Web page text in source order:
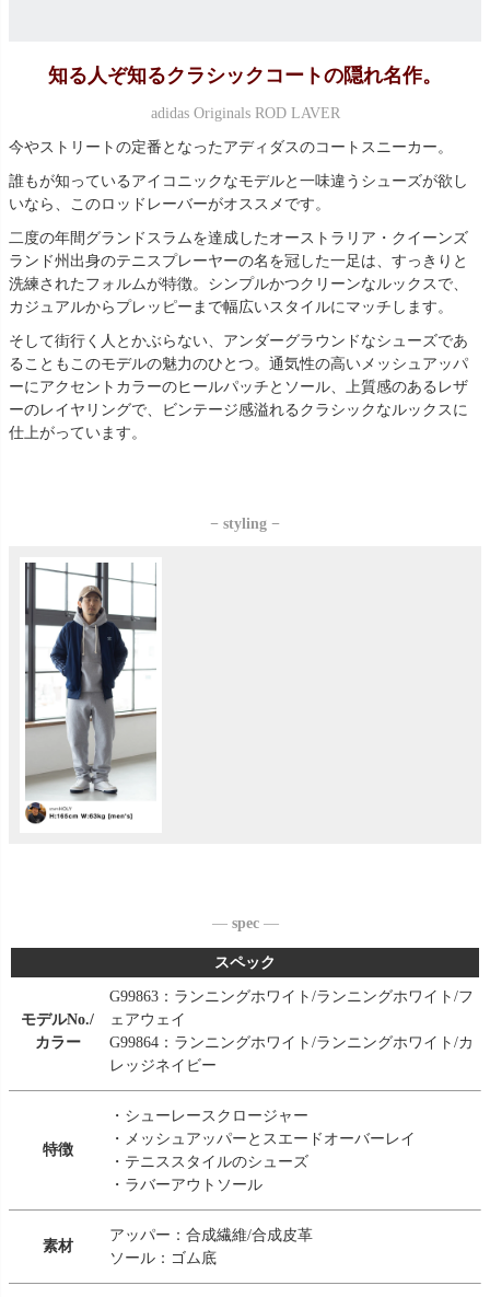
知る人ぞ知るクラシックコートの隠れ名作。
adidas Originals ROD LAVER
今やストリートの定番となったアディダスのコートスニーカー。
誰もが知っているアイコニックなモデルと一味違うシューズが欲し
いなら、このロッドレーバーがオススメです。
二度の年間グランドスラムを達成したオーストラリア・クイーンズ
ランド州出身のテニスプレーヤーの名を冠した一足は、すっきりと
洗練されたフォルムが特徴。シンプルかつクリーンなルックスで、
カジュアルからプレッピーまで幅広いスタイルにマッチします。
そして街行く人とかぶらない、アンダーグラウンドなシューズであ
ることもこのモデルの魅力のひとつ。通気性の高いメッシュアッパ
ーにアクセントカラーのヒールパッチとソール、上質感のあるレザ
ーのレイヤリングで、ビンテージ感溢れるクラシックなルックスに
仕上がっています。
− styling −
— spec—
スペック
モデルNo./
カラー
G99863：ランニングホワイト/ランニングホワイト/フ
ェアウェイ
G99864：ランニングホワイト/ランニングホワイト/カ
レッジネイビー
特徴
・シューレースクロージャー
・メッシュアッパーとスエードオーバーレイ
・テニススタイルのシューズ
・ラバーアウトソール
素材
アッパー：合成繊維/合成皮革
ソール：ゴム底